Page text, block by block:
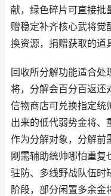
献，绿色碎片可直接批
赠稳定补齐核心武将觉
换资源，捐赠获取的道
回收所分解功能适合处
将，分解会百分百返还
信物商店可兑换指定统
出来的低代弱势金将、
作为分解对象，分解前
刚需辅助统帅哪怕重复
驻防、多线野战队伍时
阶段，部分闲置多余金